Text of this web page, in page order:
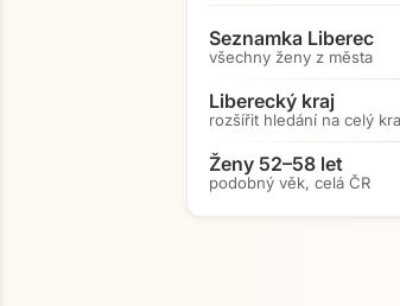
Seznamka Liberec
všechny ženy z města
Liberecký kraj
rozšířit hledání na celý
Ženy 52–58 let
podobný věk, celá ČR